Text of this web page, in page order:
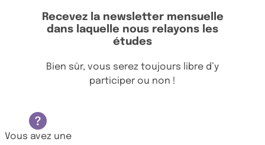
Recevez la newsletter mensuelle
dans laquelle nous relayons les
études
Bien sûr, vous serez toujours libre d’y
participer ou non !
Vous avez une